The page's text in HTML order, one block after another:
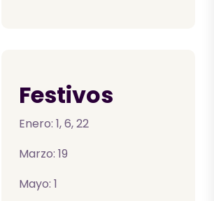
Festivos
Enero: 1, 6, 22
Marzo: 19
Mayo: 1